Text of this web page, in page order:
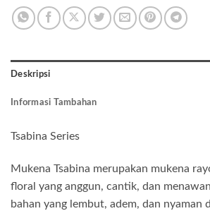
Deskripsi
Informasi Tambahan
Tsabina Series
Mukena Tsabina merupakan mukena
floral yang anggun, cantik, dan
bahan yang lembut, adem, dan nyaman